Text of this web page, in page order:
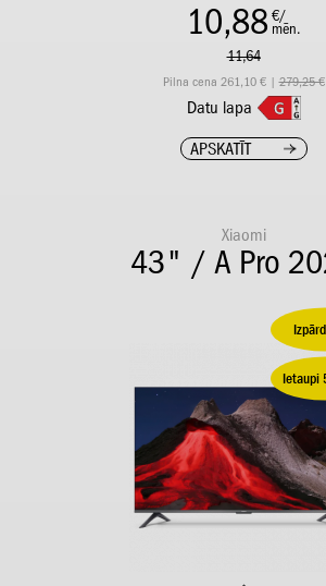
10,88 €/
mēn.
11,64
Pilna cena 261,10 € |279,25 €
Datu lapa
APSKATĪT
Xiaomi
43" / A Pro
Ietaupi